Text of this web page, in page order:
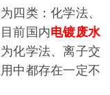
四类：化学法、
前国内电镀废水
化学法、离子交
中都存在一定不